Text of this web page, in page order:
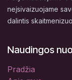
neįsivaizuojame
dalintis
Naudingos
Pradžia